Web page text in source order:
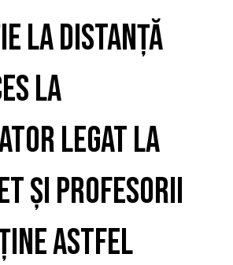
la distanță
la
legat la
și profesorii
astfel